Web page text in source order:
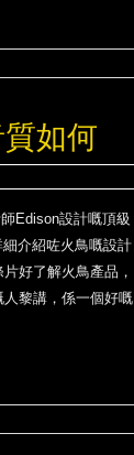
質如何
Edison設計嘅頂級
介紹咗火鳥嘅設計
好了解火鳥產品，
黎講，係一個好嘅